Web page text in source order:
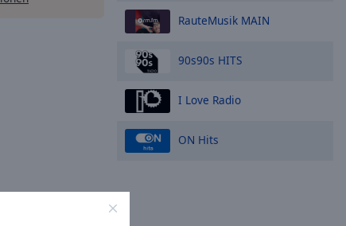
RauteMusik MAIN
90s90s HITS
I Love Radio
ON Hits